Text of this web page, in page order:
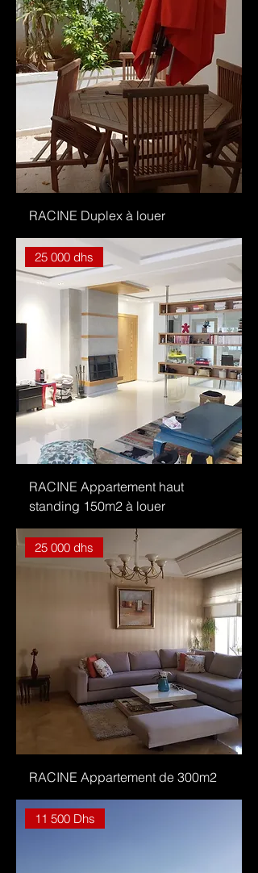
RACINE Duplex à louer
25 000 dhs
RACINE Appartement haut
standing 150m2 à louer
25 000 dhs
RACINE Appartement de 300m2
11 500 Dhs